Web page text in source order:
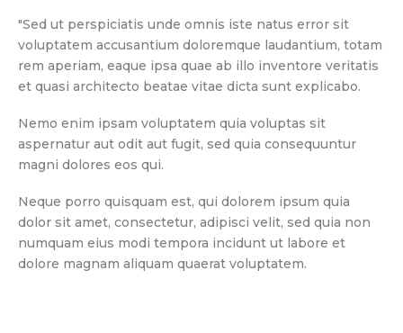
"Sed ut perspiciatis unde omnis iste natus error sit
voluptatem accusantium doloremque laudantium, totam
rem aperiam, eaque ipsa quae ab illo inventore veritatis
et quasi architecto beatae vitae dicta sunt explicabo.
Nemo enim ipsam voluptatem quia voluptas sit
aspernatur aut odit aut fugit, sed quia consequuntur
magni dolores eos qui.
Neque porro quisquam est, qui dolorem ipsum quia
dolor sit amet, consectetur, adipisci velit, sed quia non
numquam eius modi tempora incidunt ut labore et
dolore magnam aliquam quaerat voluptatem.